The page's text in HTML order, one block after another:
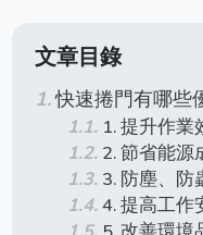
文章目錄
快速捲門有哪些
1. 提升作業
2. 節省能源
3. 防塵、防
4. 提高工作